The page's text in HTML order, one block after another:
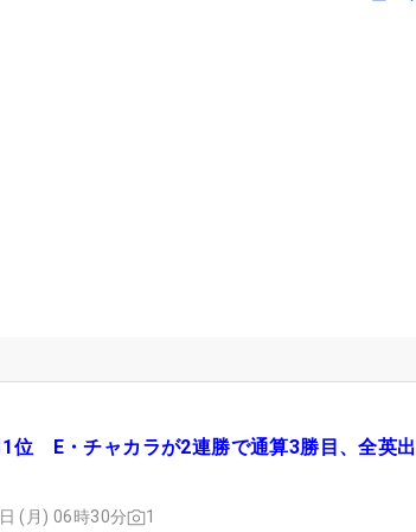
位 E・チャカラが2連勝で通算3勝目、全英
(月) 06時30分 1